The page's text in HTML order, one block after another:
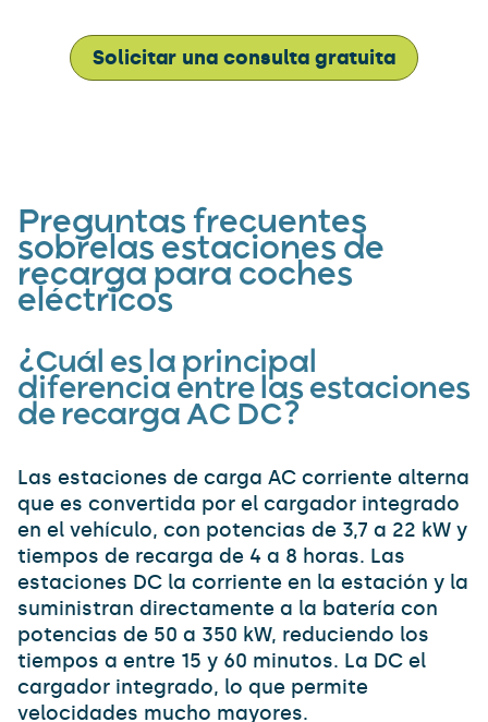
Solicitar una consulta gratuita
Preguntas frecuentes
sobrelas estaciones de
recarga para coches
eléctricos
¿Cuál es la principal
diferencia entre las estaciones
de recarga AC DC?
Las estaciones de carga AC corriente alterna
que es convertida por el cargador integrado
en el vehículo, con potencias de 3,7 a 22 kW y
tiempos de recarga de 4 a 8 horas. Las
estaciones DC la corriente en la estación y la
suministran directamente a la batería con
potencias de 50 a 350 kW, reduciendo los
tiempos a entre 15 y 60 minutos. La DC el
cargador integrado, lo que permite
velocidades mucho mayores.